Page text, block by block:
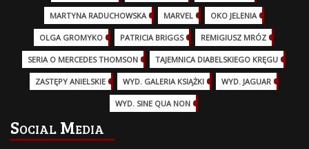
MARTYNA RADUCHOWSKA MARVEL (32)OKO JELENIA
OLGA GROMYKO PATRICIA BRIGGS (12)REMIGIUSZ MRÓZ
SERIA O MERCEDES THOMSON (11)TAJEMNICA DIABELSKIEGO KRĘGU
ZASTĘPY ANIELSKIE WYD. GALERIA KSIĄŻKI WYD. JAGUAR
WYD. SINE QUA NON
Social Media